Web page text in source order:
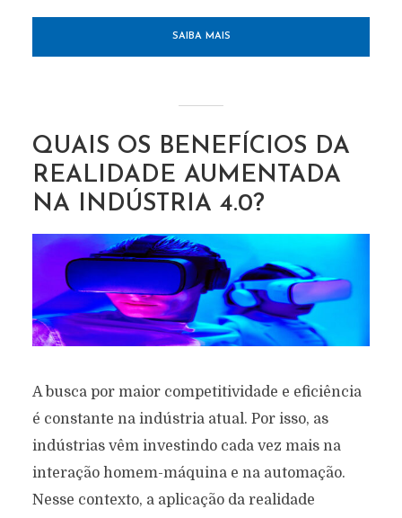
SAIBA MAIS
QUAIS OS BENEFÍCIOS DA
REALIDADE AUMENTADA
NA INDÚSTRIA 4.0?
A busca por maior competitividade e eficiência
é constante na indústria atual. Por isso, as
indústrias vêm investindo cada vez mais na
interação homem-máquina e na automação.
Nesse contexto, a aplicação da realidade